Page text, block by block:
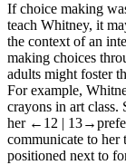
If choice making
teach Whitney, it
the context of an
making choices
adults might foster
For example,
crayons in art class.
her ←12 |
communicate to her
positioned next to